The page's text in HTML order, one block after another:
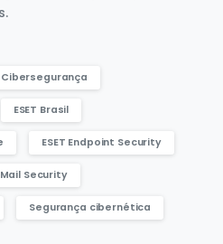
Cibersegurança
ESET Brasil
ESET Endpoint Security
Mail Security
Segurança cibernética